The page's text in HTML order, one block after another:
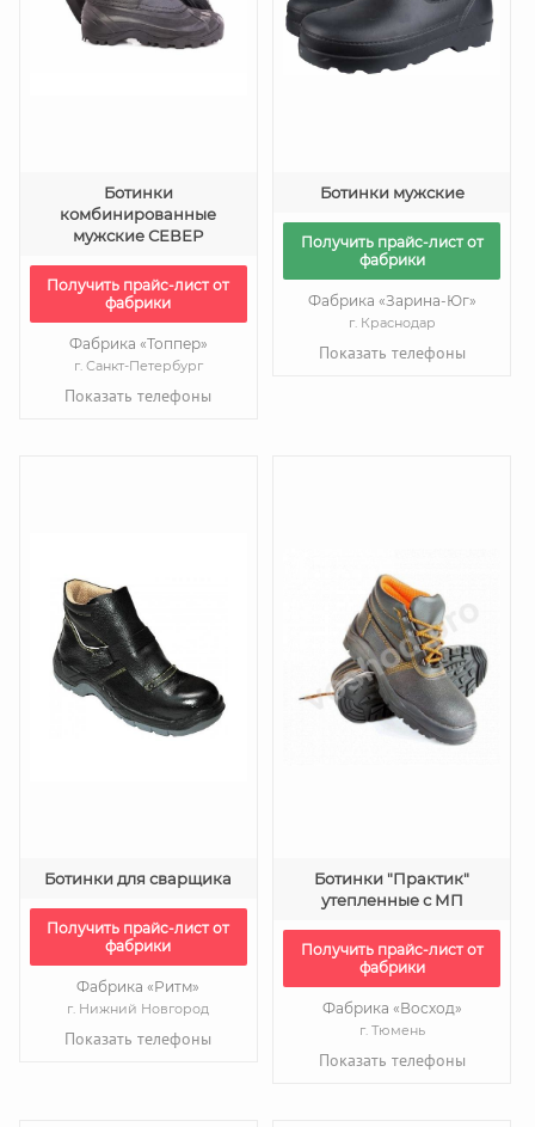
Ботинки
комбинированные
мужские СЕВЕР
Получить прайс-лист от
фабрики
Фабрика «Топпер»
г. Санкт-Петербург
Показать телефоны
Ботинки мужские
Получить прайс-лист от
фабрики
Фабрика «Зарина-Юг»
г. Краснодар
Показать телефоны
Ботинки для сварщика
Получить прайс-лист от
фабрики
Фабрика «Ритм»
г. Нижний Новгород
Показать телефоны
Ботинки "Практик"
утепленные с МП
Получить прайс-лист от
фабрики
Фабрика «Восход»
г. Тюмень
Показать телефоны